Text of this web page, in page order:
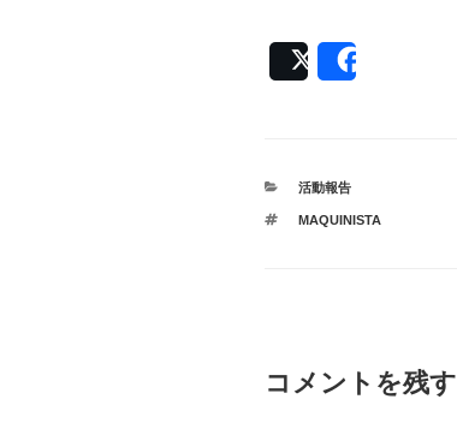
Post
カ
ゴ
活動報告
タ
MAQUINISTA
コメントを残す